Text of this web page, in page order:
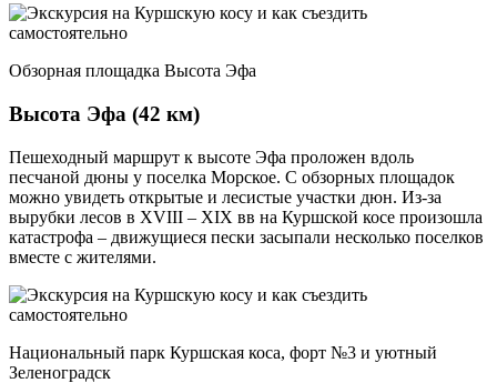
Обзорная площадка Высота Эфа
Высота Эфа (42 км)
Пешеходный маршрут к высоте Эфа проложен вдоль
песчаной дюны у поселка Морское. С обзорных площадок
можно увидеть открытые и лесистые участки дюн. Из-за
вырубки лесов в XVIII – XIX вв на Куршской косе произошла
катастрофа – движущиеся пески засыпали несколько поселков
вместе с жителями.
Национальный парк Куршская коса, форт №3 и уютный
Зеленоградск